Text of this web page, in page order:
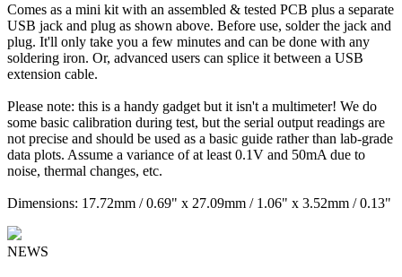
Comes as a mini kit with an assembled & tested PCB plus a separate
USB jack and plug as shown above. Before use, solder the jack and
plug. It'll only take you a few minutes and can be done with any
soldering iron. Or, advanced users can splice it between a USB
extension cable.
Please note: this is a handy gadget but it isn't a multimeter! We do
some basic calibration during test, but the serial output readings are
not precise and should be used as a basic guide rather than lab-grade
data plots. Assume a variance of at least 0.1V and 50mA due to
noise, thermal changes, etc.
Dimensions: 17.72mm / 0.69" x 27.09mm / 1.06" x 3.52mm / 0.13"
NEWS